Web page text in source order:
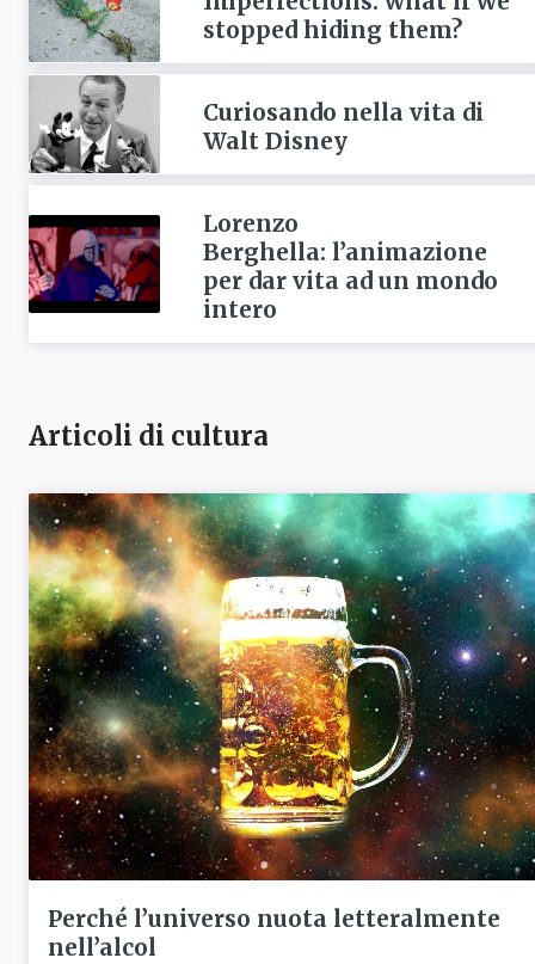
stopped hiding them?
Curiosando nella vita di
Walt Disney
Lorenzo
Berghella: l’animazione
per dar vita ad un mondo
intero
Articoli di cultura
Perché l’universo nuota letteralmente
nell’alcol